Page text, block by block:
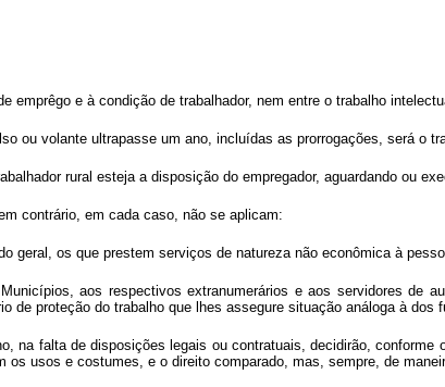
emprêgo e à condição de trabalhador, nem entre o trabalho
ou volante ultrapasse um ano, incluídas as prorrogações, será o
rural esteja a disposição do empregador, aguardando ou
contrário, em cada caso, não se aplicam:
geral, os que prestem serviços de natureza não econômica à
aos respectivos extranumerários e aos servidores de
de proteção do trabalho que lhes assegure situação análoga à dos
na falta de disposições legais ou contratuais, decidirão,
usos e costumes, e o direito comparado, mas, sempre, de